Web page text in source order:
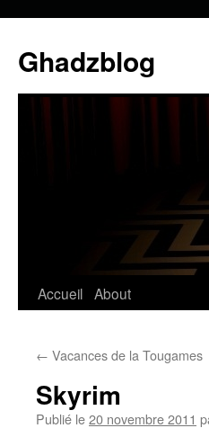
Ghadzblog
Aller
contenu
Accueil About
← Vacances de la Tougames
Skyrim
Publié le20 novembre 2011